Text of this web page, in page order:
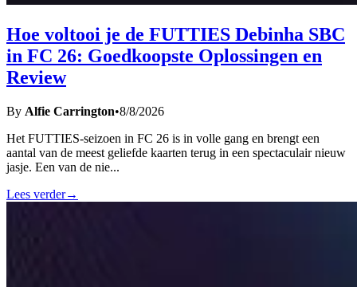
Hoe voltooi je de FUTTIES Debinha SBC
in FC 26: Goedkoopste Oplossingen en
Review
By Alfie Carrington•8/8/2026
Het FUTTIES-seizoen in FC 26 is in volle gang en brengt een
aantal van de meest geliefde kaarten terug in een spectaculair nieuw
jasje. Een van de nie...
Lees verder→